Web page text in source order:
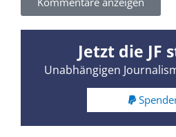
Jetzt die JF
Unabhängigen